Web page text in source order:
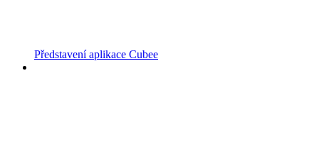
Představení aplikace Cubee